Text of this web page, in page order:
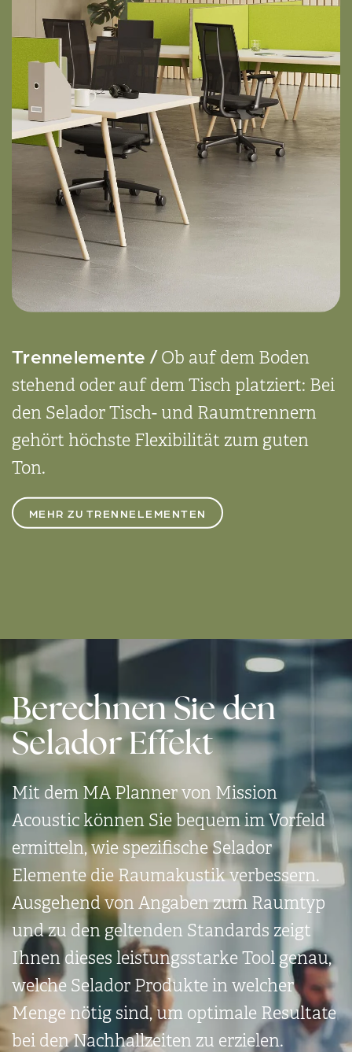
Trenn­elemente /Ob auf dem Boden
stehend oder auf dem Tisch platziert: Bei
den Selador Tisch- und Raum­trennern
gehört höchste Flexibili­tät zum guten
Ton.
MEHR ZU TRENNELEMENTEN
Berechnen Sie den
Selador Effekt
Mit dem MA Planner von Mission
Acoustic können Sie bequem im Vorfeld
ermitteln, wie spezifische Selador
Elemente die Raum­akustik verbessern.
Ausgehend von Angaben zum Raumtyp
und zu den geltenden Standards zeigt
Ihnen dieses leistungs­starke Tool genau,
welche Selador Produkte in welcher
Menge nötig sind, um optimale Resultate
bei den Nachhall­zeiten zu erzielen.